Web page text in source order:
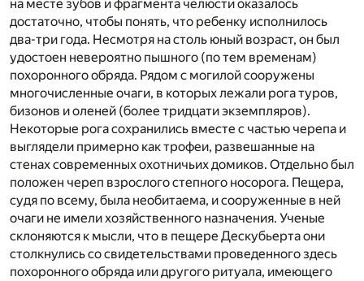
на месте зубов и фрагмента челюсти оказалось
достаточно, чтобы понять, что ребенку исполнилось
два-три года. Несмотря на столь юный возраст, он был
удостоен невероятно пышного (по тем временам)
похоронного обряда. Рядом с могилой сооружены
многочисленные очаги, в которых лежали рога туров,
бизонов и оленей (более тридцати экземпляров).
Некоторые рога сохранились вместе с частью черепа и
выглядели примерно как трофеи, развешанные на
стенах современных охотничьих домиков. Отдельно был
положен череп взрослого степного носорога. Пещера,
судя по всему, была необитаема, и сооруженные в ней
очаги не имели хозяйственного назначения. Ученые
склоняются к мысли, что в пещере Дескубьерта они
столкнулись со свидетельствами проведенного здесь
похоронного обряда или другого ритуала, имеющего